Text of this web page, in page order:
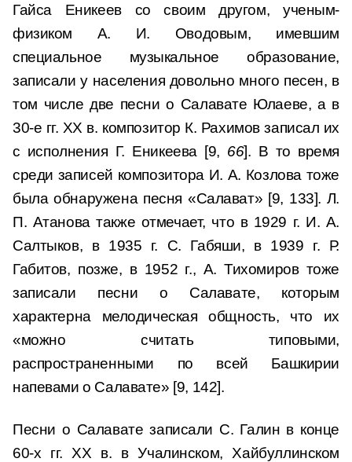
Гайса Еникеев со своим другом, ученым-
физиком А. И. Оводовым, имевшим
специальное музыкальное образование,
записали у населения довольно много песен, в
том числе две песни о Салавате Юлаеве, а в
30-е гг. XX в. композитор К. Рахимов записал их
с исполнения Г. Еникеева [9, 66]. В то время
среди записей композитора И. А. Козлова тоже
была обнаружена песня «Салават» [9, 133]. Л.
П. Атанова также отмечает, что в 1929 г. И. А.
Салтыков, в 1935 г. С. Габяши, в 1939 г. Р.
Габитов, позже, в 1952 г., А. Тихомиров тоже
записали песни о Салавате, которым
характерна мелодическая общность, что их
«можно считать типовыми,
распространенными по всей Башкирии
напевами о Салавате» [9, 142].
Песни о Салавате записали С. Галин в конце
60-х гг. XX в. в Учалинском, Хайбуллинском